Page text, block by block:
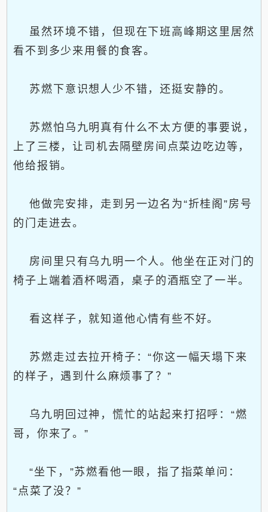
虽然环境不错，但现在下班高峰期这里居然
看不到多少来用餐的食客。
苏燃下意识想人少不错，还挺安静的。
苏燃怕乌九明真有什么不太方便的事要说，
上了三楼，让司机去隔壁房间点菜边吃边等，
他给报销。
他做完安排，走到另一边名为“折桂阁”房号
的门走进去。
房间里只有乌九明一个人。他坐在正对门的
椅子上端着酒杯喝酒，桌子的酒瓶空了一半。
看这样子，就知道他心情有些不好。
苏燃走过去拉开椅子：“你这一幅天塌下来
的样子，遇到什么麻烦事了？”
乌九明回过神，慌忙的站起来打招呼：“燃
哥，你来了。”
“坐下，”苏燃看他一眼，指了指菜单问：
“点菜了没？”